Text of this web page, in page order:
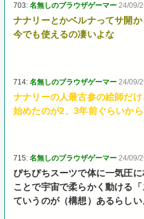
703:名無しのブラウザゲーマー 24/09/
ナナリーとかベルナってサ開
今でも使えるの凄いよな
714:名無しのブラウザゲーマー 24/09/
ナナリーの人最古参の絵師だ
始めたのが2、3年前ぐらいか
715:名無しのブラウザゲーマー 24/09/
ぴちぴちスーツで体に一気圧
ことで宇宙で柔らかく動ける
ていうのが（構想）あるらしい